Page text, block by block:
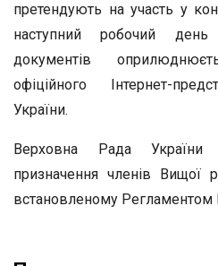
претендують на участь у
наступний робочий
документів
офіційного Інтернет-
України.
Верховна Рада
призначення членів Вищої
встановленому Регламентом